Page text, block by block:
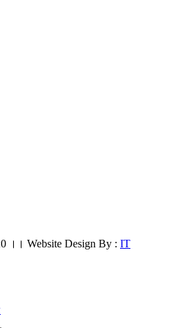
।। Website Design By : IT